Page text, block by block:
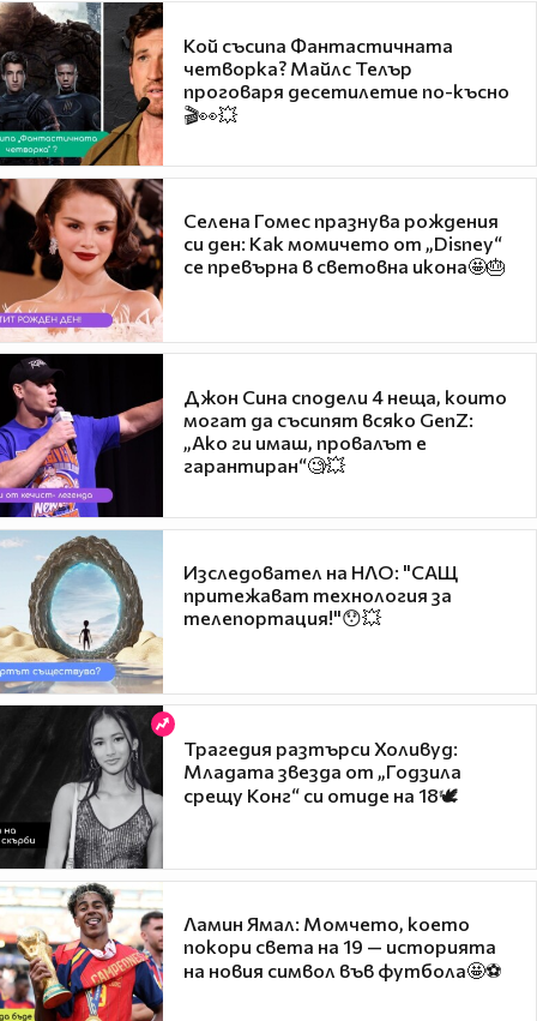
Кой съсипа Фантастичната
четворка? Майлс Телър
проговаря десетилетие по-късно
🎬👀💥
Селена Гомес празнува рождения
си ден: Как момичето от „Disney“
се превърна в световна икона🤩🎂
Джон Сина сподели 4 неща, които
могат да съсипят всяко GenZ:
„Ако ги имаш, провалът е
гарантиран“🧐💥
Изследовател на НЛО: "САЩ
притежават технология за
телепортация!"😯💥
Трагедия разтърси Холивуд:
Младата звезда от „Годзила
срещу Конг“ си отиде на 18🕊️
Ламин Ямал: Момчето, което
покори света на 19 — историята
на новия символ във футбола🤩⚽